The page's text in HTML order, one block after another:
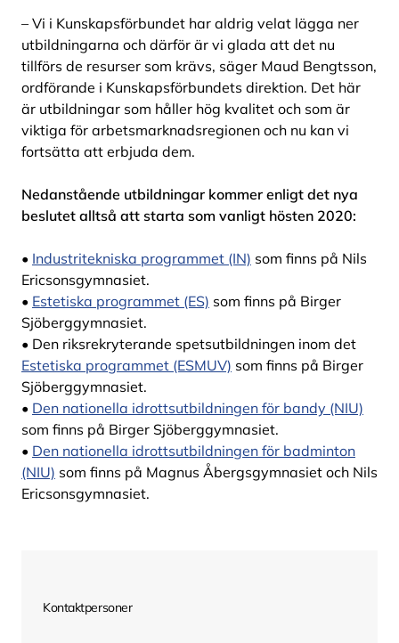
– Vi i Kunskapsförbundet har aldrig velat lägga ner
utbildningarna och därför är vi glada att det nu
tillförs de resurser som krävs, säger Maud Bengtsson,
ordförande i Kunskapsförbundets direktion. Det här
är utbildningar som håller hög kvalitet och som är
viktiga för arbetsmarknadsregionen och nu kan vi
fortsätta att erbjuda dem.
Nedanstående utbildningar kommer enligt det nya
beslutet alltså att starta som vanligt hösten 2020:
• Industritekniska programmet (IN) som finns på Nils
Ericsonsgymnasiet.
• Estetiska programmet (ES) som finns på Birger
Sjöberggymnasiet.
• Den riksrekryterande spetsutbildningen inom det
Estetiska programmet (ESMUV) som finns på Birger
Sjöberggymnasiet.
• Den nationella idrottsutbildningen för bandy (NIU)
som finns på Birger Sjöberggymnasiet.
• Den nationella idrottsutbildningen för badminton
(NIU) som finns på Magnus Åbergsgymnasiet och Nils
Ericsonsgymnasiet.
Kontaktpersoner